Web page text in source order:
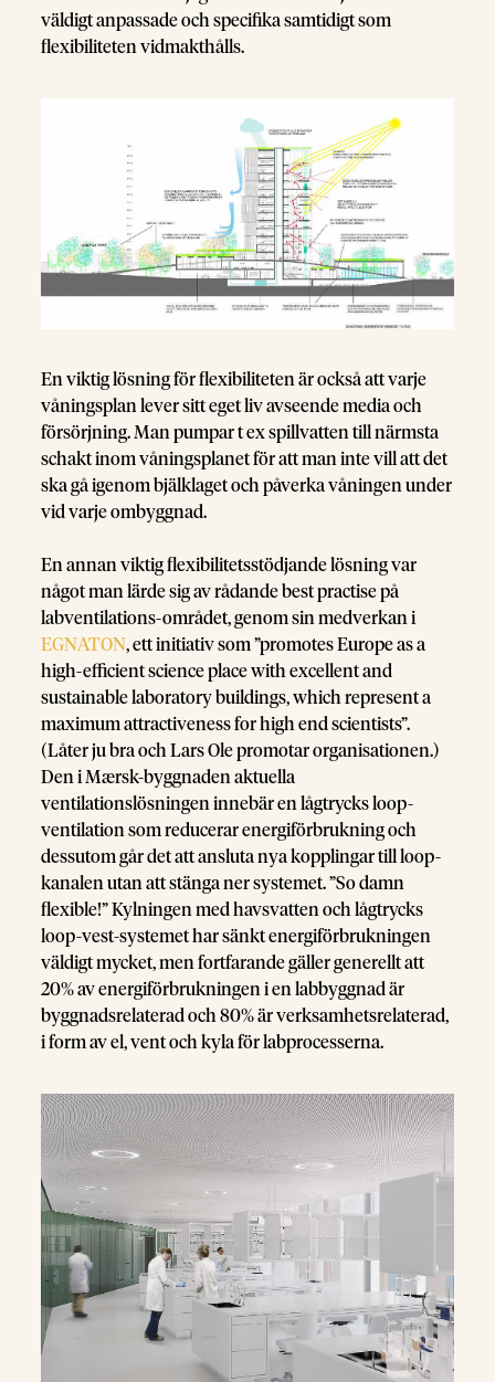
väldigt anpassade och specifika samtidigt som
flexibiliteten vidmakthålls.
En viktig lösning för flexibiliteten är också att varje
våningsplan lever sitt eget liv avseende media och
försörjning. Man pumpar t ex spillvatten till närmsta
schakt inom våningsplanet för att man inte vill att det
ska gå igenom bjälklaget och påverka våningen under
vid varje ombyggnad.
En annan viktig flexibilitetsstödjande lösning var
något man lärde sig av rådande best practise på
labventilations-området, genom sin medverkan i
EGNATON, ett initiativ som ”promotes Europe as a
high-efficient science place with excellent and
sustainable laboratory buildings, which represent a
maximum attractiveness for high end scientists”.
(Låter ju bra och Lars Ole promotar organisationen.)
Den i Mærsk-byggnaden aktuella
ventilationslösningen innebär en lågtrycks loop-
ventilation som reducerar energiförbrukning och
dessutom går det att ansluta nya kopplingar till loop-
kanalen utan att stänga ner systemet. ”So damn
flexible!” Kylningen med havsvatten och lågtrycks
loop-vest-systemet har sänkt energiförbrukningen
väldigt mycket, men fortfarande gäller generellt att
20% av energiförbrukningen i en labbyggnad är
byggnadsrelaterad och 80% är verksamhetsrelaterad,
i form av el, vent och kyla för labprocesserna.